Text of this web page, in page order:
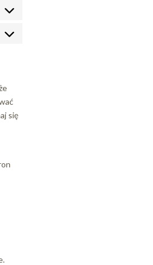
Marketing
się